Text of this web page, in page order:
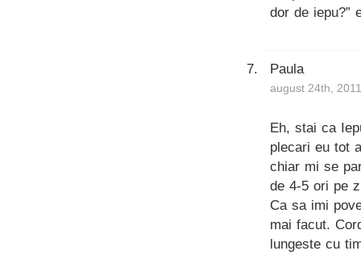
dor de iepu?”
Paula
august 24th,
Eh, stai ca
plecari eu tot
chiar mi se
de 4-5 ori pe
Ca sa imi
mai facut.
lungeste cu